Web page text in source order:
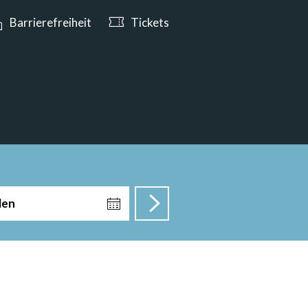
ab 10:00 Uhr geöffnet
Barrierefreiheit Tickets